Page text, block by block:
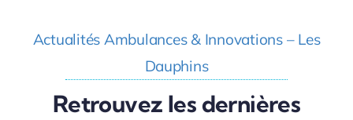
Actualités Ambulances & Innovations – Les
Dauphins
Retrouvez les dernières